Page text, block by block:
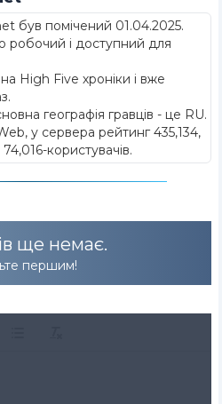
був помічений 01.04.2025.
робочий і доступний для
High Five хроніки і вже
географія гравців - це RU.
у сервера рейтинг 435,134,
користувачів.
ще немає.
першим!